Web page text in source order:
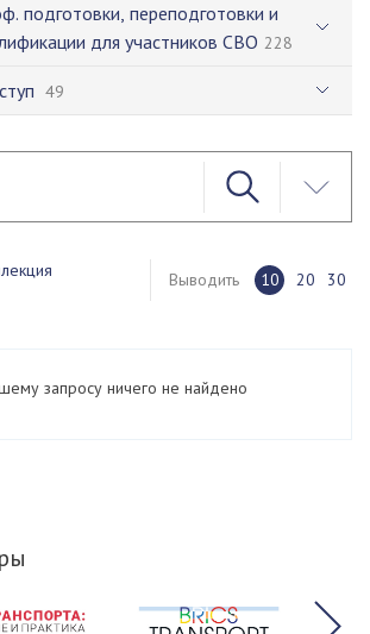
подготовки, переподготовки и
для участников СВО 228
49
Выводить 10 20 30
запросу ничего не найдено